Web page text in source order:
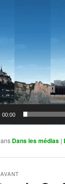
00:00
Dans les médias |